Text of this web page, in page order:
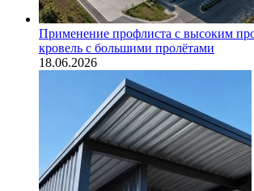
Применение профлиста с высоким
кровель с большими пролётами
18.06.2026